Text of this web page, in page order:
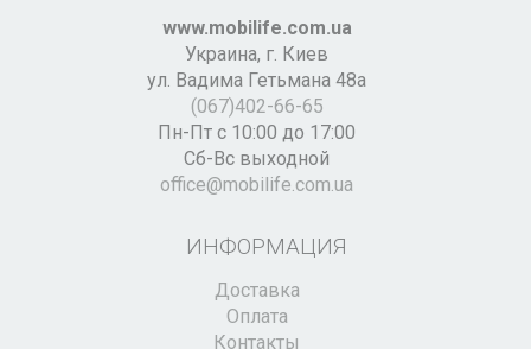
www.mobilife.com.ua
Украина, г. Киев
ул. Вадима Гетьмана 48а
(067)402-66-65
Пн-Пт с 10:00 до 17:00
Сб-Вс выходной
office@mobilife.com.ua
ИНФОРМАЦИЯ
Доставка
Оплата
Контакты